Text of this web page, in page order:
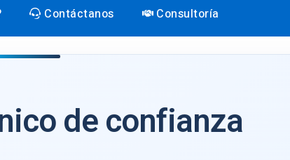
Contáctanos Consultoría
de confianza